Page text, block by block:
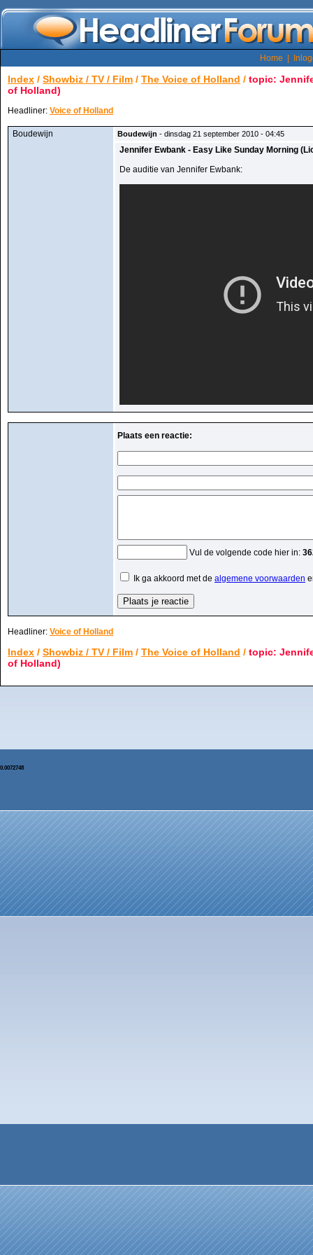
Home
Index / Showbiz / TV / Film / The Voice of Holland / topic:
of Holland)
Headliner: Voice of Holland
Boudewijn Boudewijn - dinsdag 21 september 2010 - 04:45
Jennifer Ewbank - Easy Like Sunday Morning
De auditie van Jennifer Ewbank:
Plaats een reactie:
Vul de volgende code hier in:
Ik ga akkoord met de algemene voorwaarden
Headliner: Voice of Holland
Index / Showbiz / TV / Film / The Voice of Holland / topic:
of Holland)
0.0072748